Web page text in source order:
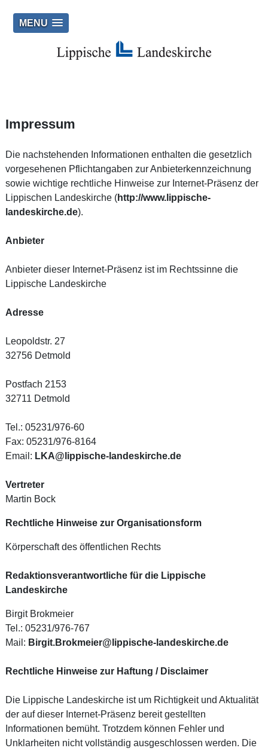
MENU
Impressum
Die nachstehenden Informationen enthalten die gesetzlich
vorgesehenen Pflichtangaben zur Anbieterkennzeichnung
sowie wichtige rechtliche Hinweise zur Internet-Präsenz der
Lippischen Landeskirche (http://www.lippische-
landeskirche.de).
Anbieter
Anbieter dieser Internet-Präsenz ist im Rechtssinne die
Lippische Landeskirche
Adresse
Leopoldstr. 27
32756 Detmold
Postfach 2153
32711 Detmold
Tel.: 05231/976-60
Fax: 05231/976-8164
Email: LKA@lippische-landeskirche.de
Vertreter
Martin Bock
Rechtliche Hinweise zur Organisationsform
Körperschaft des öffentlichen Rechts
Redaktionsverantwortliche für die Lippische
Landeskirche
Birgit Brokmeier
Tel.: 05231/976-767
Mail: Birgit.Brokmeier@lippische-landeskirche.de
Rechtliche Hinweise zur Haftung / Disclaimer
Die Lippische Landeskirche ist um Richtigkeit und Aktualität
der auf dieser Internet-Präsenz bereit gestellten
Informationen bemüht. Trotzdem können Fehler und
Unklarheiten nicht vollständig ausgeschlossen werden. Die